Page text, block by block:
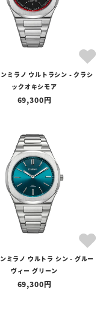
ミラノ ウルトラシン - クラシ
ックオキシモア
69,300
ミラノ ウルトラ シン - グルー
ヴィー グリーン
69,300